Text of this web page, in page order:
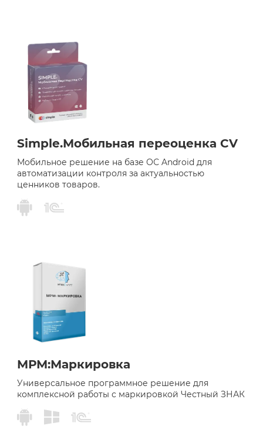
Simple.Мобильная переоценка CV
Мобильное решение на базе ОС Android для
автоматизации контроля за актуальностью
ценников товаров.
МРМ:Маркировка
Универсальное программное решение для
комплексной работы с маркировкой Честный ЗНАК